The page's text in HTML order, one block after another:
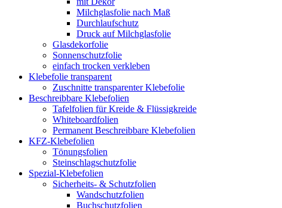
Milchglasfolie nach Maß
Durchlaufschutz
Druck auf Milchglasfolie
Glasdekorfolie
Sonnenschutzfolie
einfach trocken verkleben
Klebefolie transparent
Zuschnitte transparenter Klebefolie
Beschreibbare Klebefolien
Tafelfolien für Kreide & Flüssigkreide
Whiteboardfolien
Permanent Beschreibbare Klebefolien
KFZ-Klebefolien
Tönungsfolien
Steinschlagschutzfolie
Spezial-Klebefolien
Sicherheits- & Schutzfolien
Wandschutzfolien
Buchschutzfolien